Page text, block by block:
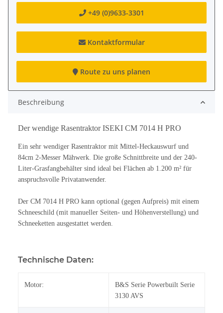
+49 (0)9633-3301
Kontaktformular
Route zu uns planen
Beschreibung
Der wendige Rasentraktor ISEKI CM 7014 H PRO
Ein sehr wendiger Rasentraktor mit Mittel-Heckauswurf und
84cm 2-Messer Mähwerk. Die große Schnittbreite und der 240-
Liter-Grasfangbehälter sind ideal bei Flächen ab 1.200 m² für
anspruchsvolle Privatanwender.
Der CM 7014 H PRO kann optional (gegen Aufpreis) mit einem
Schneeschild (mit manueller Seiten- und Höhenverstellung) und
Schneeketten ausgestattet werden.
Technische Daten:
Motor:
B&S Serie Powerbuilt Serie
3130 AVS